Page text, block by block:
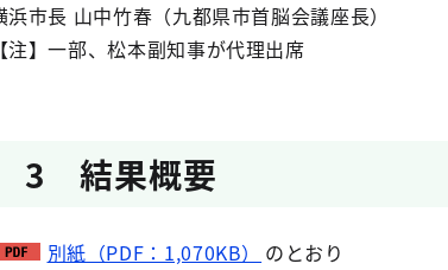
浜市長 山中竹春（九都県市首脳会議座長）
【注】一部、松本副知事が代理出席
3 結果概要
別紙（PDF：1,070KB）
のとおり